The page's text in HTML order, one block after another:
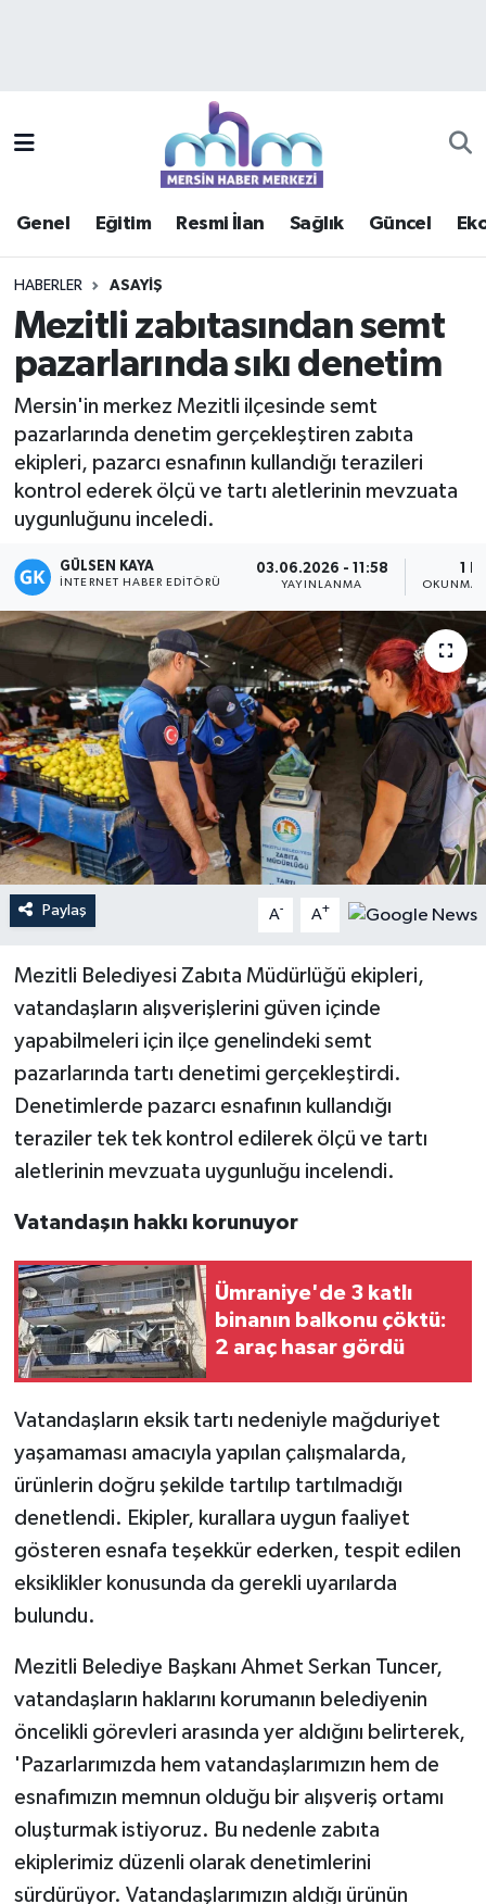
Genel Eğitim Resmi İlan Sağlık Güncel
HABERLER ASAYIŞ
Mezitli zabıtasından semt
pazarlarında sıkı denetim
Mersin'in merkez Mezitli ilçesinde semt
pazarlarında denetim gerçekleştiren zabıta
ekipleri, pazarcı esnafının kullandığı terazileri
kontrol ederek ölçü ve tartı aletlerinin mevzuata
uygunluğunu inceledi.
GÜLSEN KAYA
İNTERNET HABER EDITÖRÜ
03.06.2026 - 11:58
YAYINLANMA OKUNMA
Paylaş A- A+
Mezitli Belediyesi Zabıta Müdürlüğü ekipleri,
vatandaşların alışverişlerini güven içinde
yapabilmeleri için ilçe genelindeki semt
pazarlarında tartı denetimi gerçekleştirdi.
Denetimlerde pazarcı esnafının kullandığı
teraziler tek tek kontrol edilerek ölçü ve tartı
aletlerinin mevzuata uygunluğu incelendi.
Vatandaşın hakkı korunuyor
Ümraniye'de 3 katlı
binanın balkonu çöktü:
2 araç hasar gördü
Vatandaşların eksik tartı nedeniyle mağduriyet
yaşamaması amacıyla yapılan çalışmalarda,
ürünlerin doğru şekilde tartılıp tartılmadığı
denetlendi. Ekipler, kurallara uygun faaliyet
gösteren esnafa teşekkür ederken, tespit edilen
eksiklikler konusunda da gerekli uyarılarda
bulundu.
Mezitli Belediye Başkanı Ahmet Serkan Tuncer,
vatandaşların haklarını korumanın belediyenin
öncelikli görevleri arasında yer aldığını belirterek,
'Pazarlarımızda hem vatandaşlarımızın hem de
esnafımızın memnun olduğu bir alışveriş ortamı
oluşturmak istiyoruz. Bu nedenle zabıta
ekiplerimiz düzenli olarak denetimlerini
sürdürüyor. Vatandaşlarımızın aldığı ürünün
Güncel
Haberde insan
Kültür - Sanat
Magazin
Mersin
Mersin Tarihi
Özel Haber
Politika
Resmi İlan
Sağlık
Spor
Sürmanşet
Teknoloji
Yaşam
Mersin Trafik Yoğunluk Haritası
Süper Lig Puan Durumu ve Fikstür
Haber Arşivi